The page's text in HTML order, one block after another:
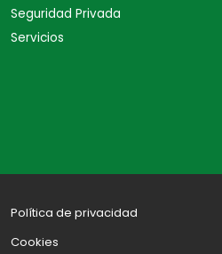
Seguridad Privada
Servicios
Política de privacidad
Cookies